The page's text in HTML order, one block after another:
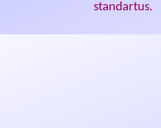
standartus.